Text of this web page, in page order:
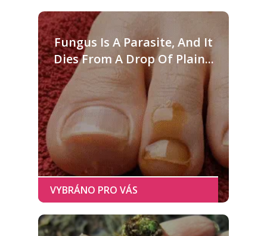
Fungus Is A Parasite, And It
Dies From A Drop Of Plain...